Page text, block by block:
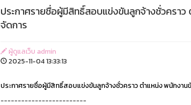
ประกาศรายชื่อผู้มีสิทธิ์สอบแข่งขันลูกจ้างชั่วครา
จัดการ
ผู้ดูแลเว็บ admin
2025-11-04 13:33:13
ประกาศรายชื่อผู้มีสิทธิ์สอบแข่งขันลูกจ้างชั่วคราว ตำแหน่ง พนักงา
-------------------------